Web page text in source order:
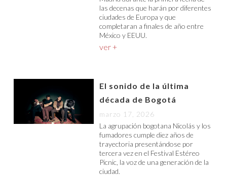
las decenas que harán por diferentes
ciudades de Europa y que
completaran a finales de año entre
México y EEUU.
ver +
El sonido de la última
década de Bogotá
marzo 17, 2026
La agrupación bogotana Nicolás y los
fumadores cumple diez años de
trayectoria presentándose por
tercera vez en el Festival Estéreo
Picnic, la voz de una generación de la
ciudad.